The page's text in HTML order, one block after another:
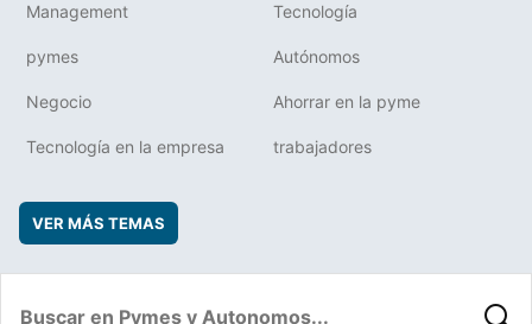
Management Tecnología
pymes Autónomos
Negocio Ahorrar en la pyme
Tecnología en la empresa trabajadores
VER MÁS TEMAS